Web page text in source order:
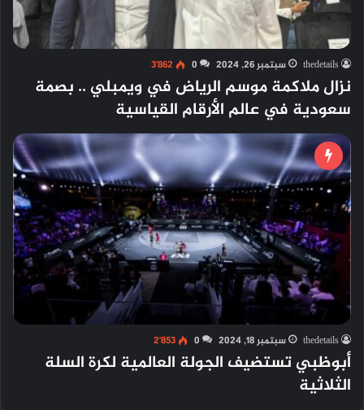
thedetails سبتمبر 26, 2024 0 3٬862
نزال ملاكمة موسم الرياض في ويمبلي .. بصمة
سعودية في عالم الأرقام القياسية
thedetails سبتمبر 18, 2024 0 2٬853
أبوظبي تستضيف الجولة العالمية لكرة السلة
الثلاثية